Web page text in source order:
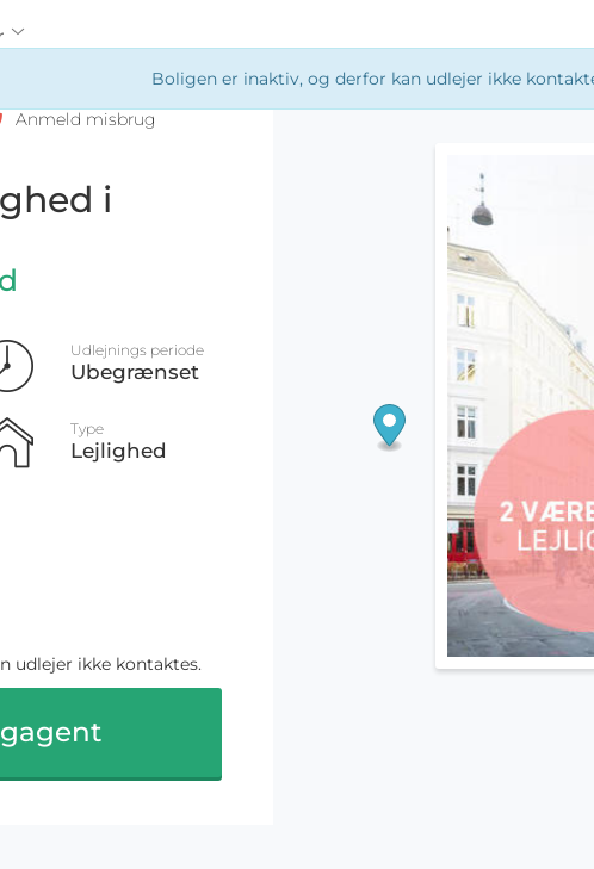
Boligen er inaktiv, og derfor kan udlejer ikke
Anmeld misbrug
i
Udlejnings periode
Ubegrænset
Type
Lejlighed
udlejer ikke kontaktes.